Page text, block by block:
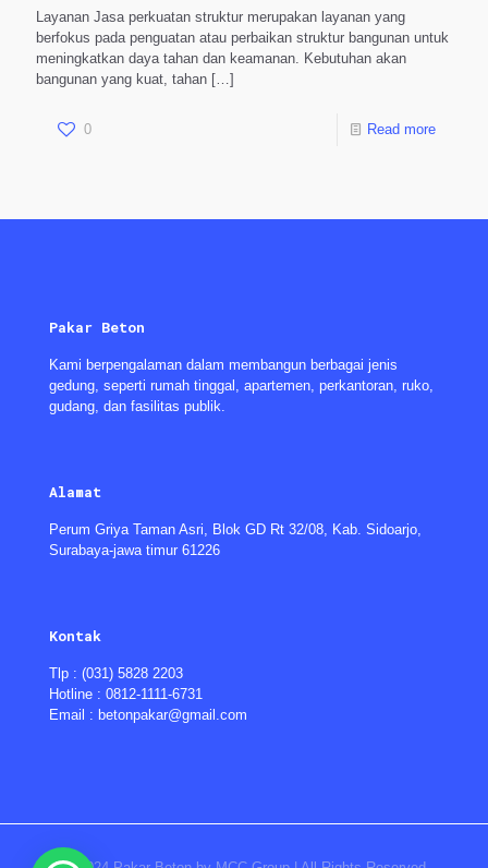
Layanan Jasa perkuatan struktur merupakan layanan yang
berfokus pada penguatan atau perbaikan struktur bangunan untuk
meningkatkan daya tahan dan keamanan. Kebutuhan akan
bangunan yang kuat, tahan […]
0 Read more
Pakar Beton
Kami berpengalaman dalam membangun berbagai jenis
gedung, seperti rumah tinggal, apartemen, perkantoran, ruko,
gudang, dan fasilitas publik.
Alamat
Perum Griya Taman Asri, Blok GD Rt 32/08, Kab. Sidoarjo,
Surabaya-jawa timur 61226
Kontak
Tlp : (031) 5828 2203
Hotline : 0812-1111-6731
Email : betonpakar@gmail.com